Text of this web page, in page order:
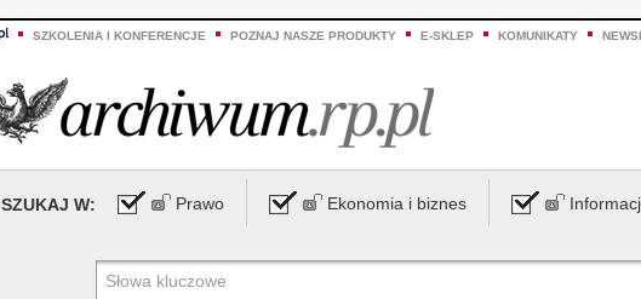
SZKOLENIA I KONFERENCJE POZNAJ NASZE PRODUKTY E-SKLEP KOMUNIKATY
SZUKAJ W: Prawo Ekonomia i biznes